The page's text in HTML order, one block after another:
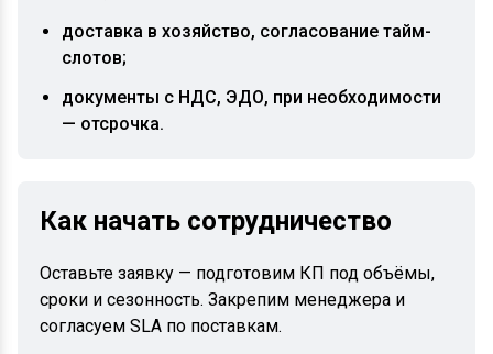
доставка в хозяйство, согласование тайм-
слотов;
документы с НДС, ЭДО, при необходимости
— отсрочка.
Как начать сотрудничество
Оставьте заявку — подготовим КП под объёмы,
сроки и сезонность. Закрепим менеджера и
согласуем SLA по поставкам.